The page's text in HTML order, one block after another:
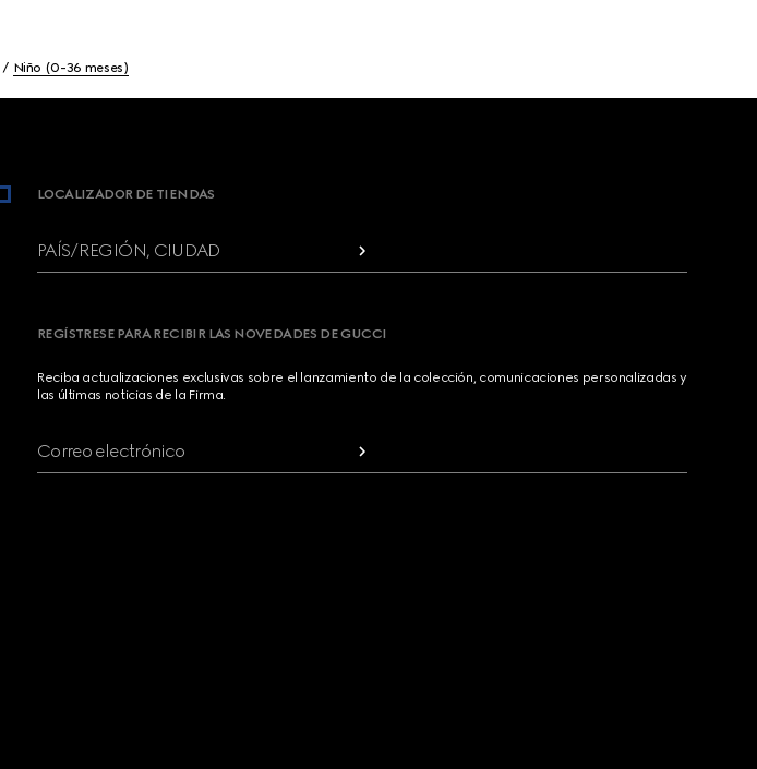
Niño (0-36 meses)
LOCALIZADOR DE TIENDAS
PAÍS/REGIÓN, CIUDAD
REGÍSTRESE PARA RECIBIR LAS NOVEDADES DE GUCCI
Reciba actualizaciones exclusivas sobre el lanzamiento de la colección, comunicaciones personalizadas y
las últimas noticias de la Firma.
Correo electrónico